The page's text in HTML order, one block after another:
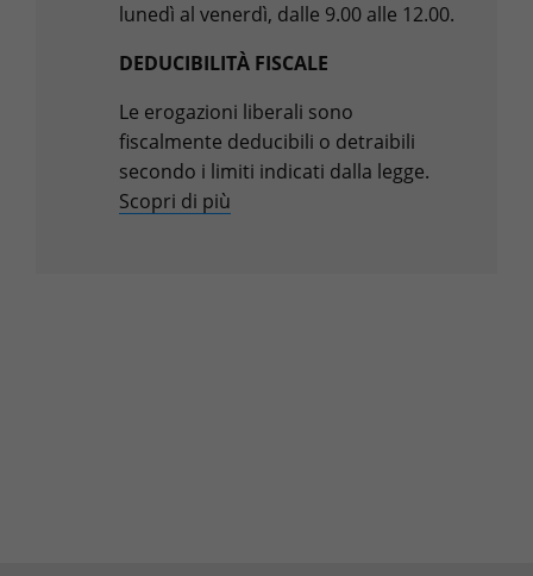
lunedì al venerdì, dalle 9.00 alle 12.00.
DEDUCIBILITÀ FISCALE
Le erogazioni liberali sono
fiscalmente deducibili o detraibili
secondo i limiti indicati dalla legge.
Scopri di più